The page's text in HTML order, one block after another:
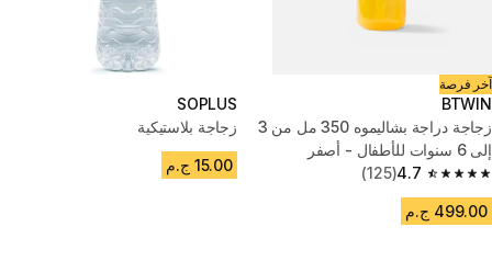
آخر فرصة
BTWIN
زجاجة دراجة بشاليموه 350 مل من 3
إلى 6 سنوات للأطفال - أصفر
4.7
4.7 out of 5 stars from 125 reviews
(125)
499.00 ج.م
SOPLUS
زجاجة بلاستيكية
15.00 ج.م